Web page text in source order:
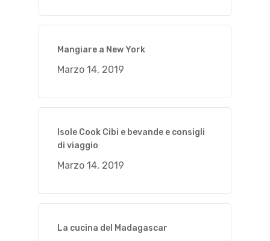
Mangiare a New York
Marzo 14, 2019
Isole Cook Cibi e bevande e consigli
di viaggio
Marzo 14, 2019
La cucina del Madagascar